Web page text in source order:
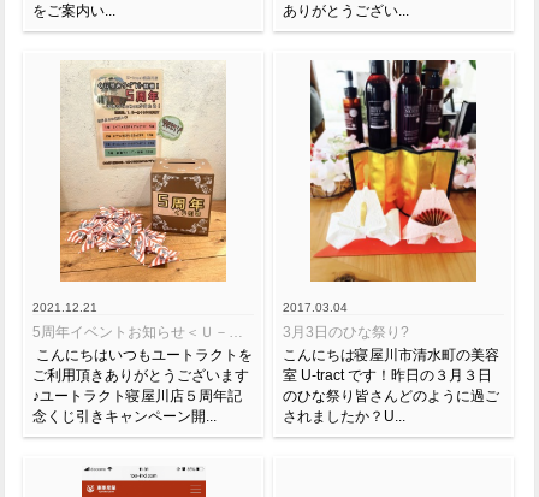
をご案内い...
ありがとうござい...
2021.12.21
こんにちはいつもユートラクトを
ご利用頂きありがとうございます
♪ユートラクト寝屋川店５周年記
念くじ引きキャンペーン開...
2017.03.04
3月3日のひな祭り?
こんにちは寝屋川市清水町の美容
室 U-tract です！昨日の３月３日
のひな祭り皆さんどのように過ご
されましたか？U...